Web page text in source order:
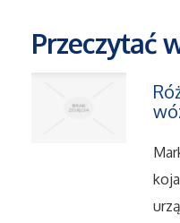
Części
Usługi
Przeczytać